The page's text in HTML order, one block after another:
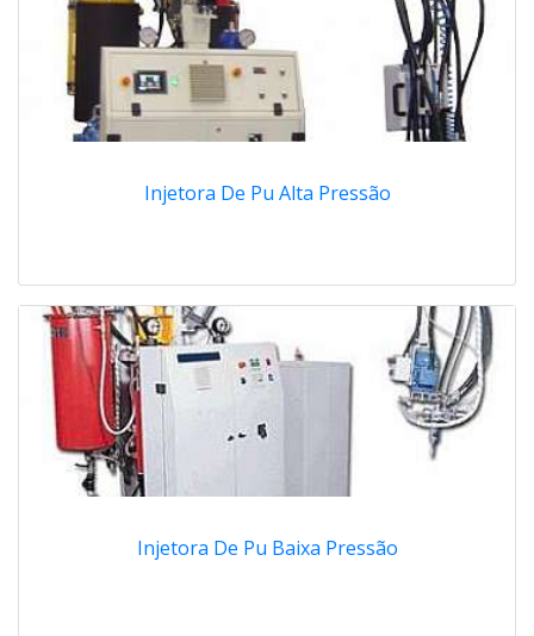
Injetora De Pu Alta Pressão
Injetora De Pu Baixa Pressão